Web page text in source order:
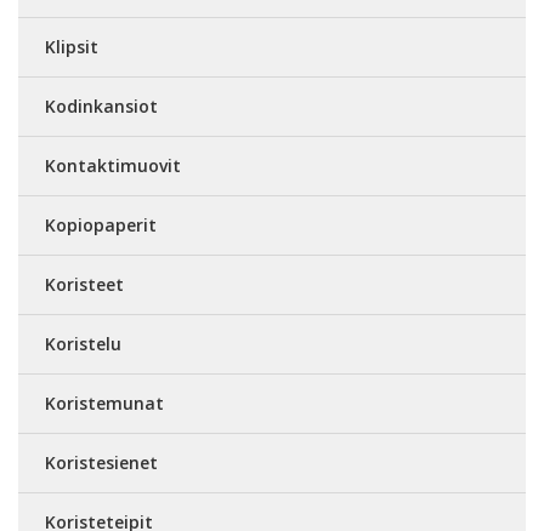
Klipsit
Kodinkansiot
Kontaktimuovit
Kopiopaperit
Koristeet
Koristelu
Koristemunat
Koristesienet
Koristeteipit